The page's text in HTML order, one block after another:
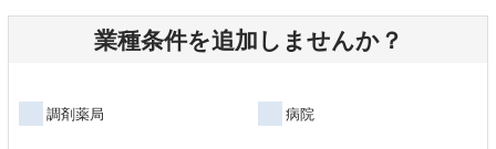
業種条件を追加しませんか？
調剤薬局 病院